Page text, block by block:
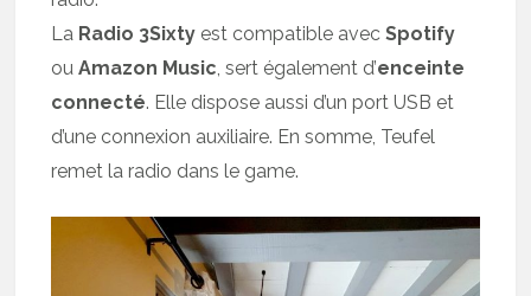
La Radio 3Sixty est compatible avecSpotify
ouAmazon Music, sert également d’enceinte
connecté. Elle dispose aussi d’un port USB et
d’une connexion auxiliaire. En somme, Teufel
remet la radio dans le game.